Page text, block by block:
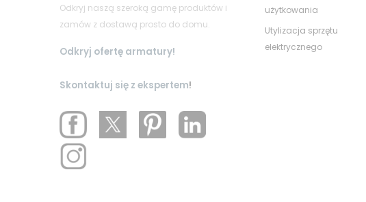
Odkryj naszą szeroką gamę produktów i
zamów z dostawą prosto do domu.
Odkryj ofertę armatury!
Skontaktuj się z ekspertem!
użytkowania
Utylizacja sprzętu
elektrycznego